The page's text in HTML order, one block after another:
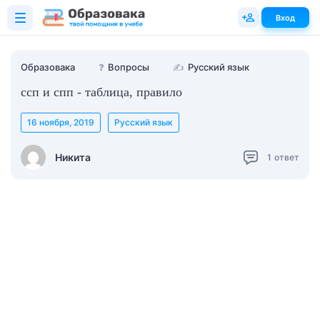
Образовака ❓ Вопросы ✍ Русский язык
ссп и спп - таблица, правило
Никита
16 ноября, 2019 Русский язык
1 ответ
Вход